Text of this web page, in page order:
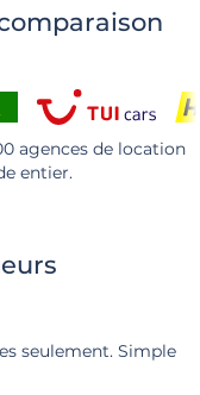
agences de location
entier.
seulement. Simple